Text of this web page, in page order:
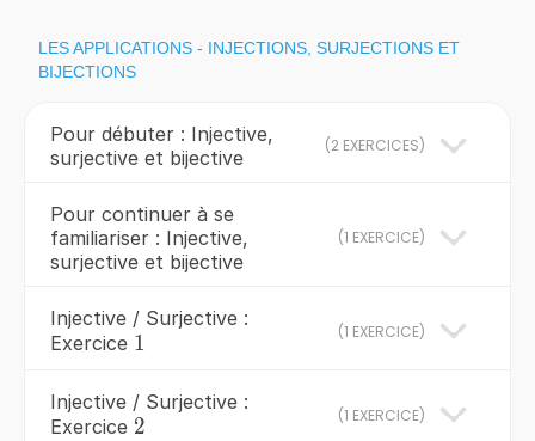
LES APPLICATIONS - INJECTIONS, SURJECTIONS ET
BIJECTIONS
Pour débuter : Injective,
surjective et bijective
(2 EXERCICES)
Pour continuer à se
familiariser : Injective,
surjective et bijective
(1 EXERCICE)
Injective / Surjective :
Exercice 1
1 (1 EXERCICE)
Injective / Surjective :
Exercice 2
2 (1 EXERCICE)